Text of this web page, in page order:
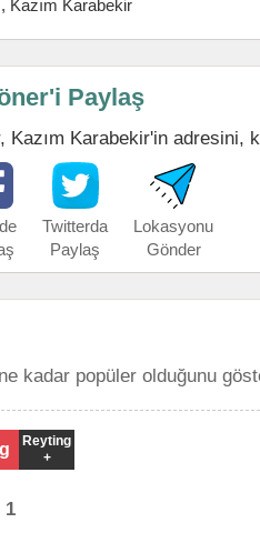
Kazım Karabekir
Paylaş
Kazım Karabekir'in adresini,
Twitterda
Paylaş
Lokasyonu
Gönder
kadar popüler olduğunu
Reyting
+
1